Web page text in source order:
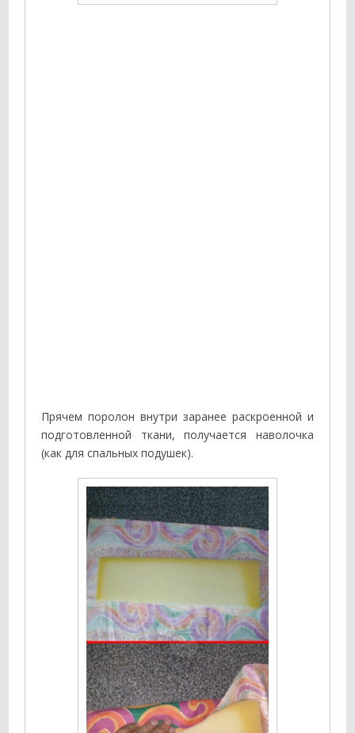
Прячем поролон внутри заранее раскроенной и
подготовленной ткани, получается наволочка
(как для спальных подушек).